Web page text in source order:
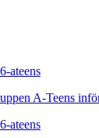
A-Teens